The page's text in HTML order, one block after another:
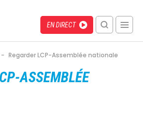
Menu
recherche
mobile
Direct
EN DIRECT
- Regarder LCP-Assemblée nationale
ASSEMBLÉE